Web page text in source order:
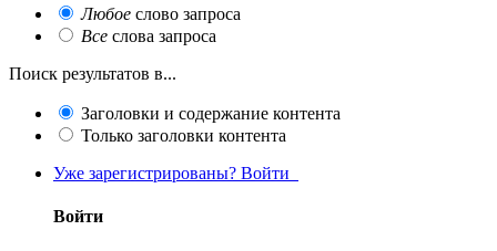
Любое слово запроса
Все слова запроса
Поиск результатов в...
Заголовки и содержание контента
Только заголовки контента
Уже зарегистрированы? Войти
Войти